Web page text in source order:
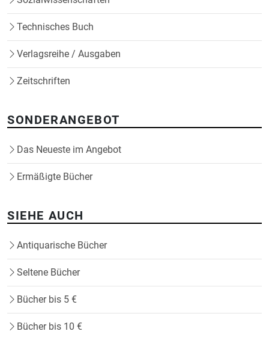
Technisches Buch
Verlagsreihe / Ausgaben
Zeitschriften
SONDERANGEBOT
Das Neueste im Angebot
Ermäßigte Bücher
SIEHE AUCH
Antiquarische Bücher
Seltene Bücher
Bücher bis 5 €
Bücher bis 10 €